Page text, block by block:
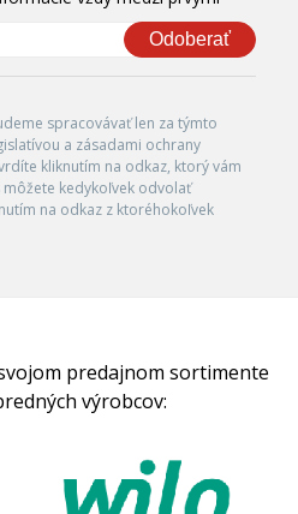
Odoberať
spracovávať len za týmto
a zásadami ochrany
kliknutím na odkaz, ktorý vám
môžete kedykoľvek odvolať
na odkaz z ktoréhokoľvek
predajnom sortimente
výrobcov: